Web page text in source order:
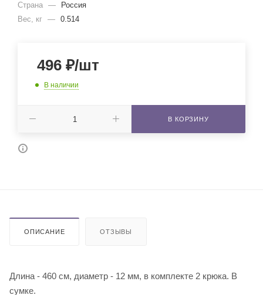
Страна —
Россия
Вес, кг — 0.514
496 ₽/шт
В наличии
В КОРЗИНУ
ОПИСАНИЕ ОТЗЫВЫ
Длина - 460 см, диаметр - 12 мм, в комплекте 2 крюка. В
сумке.